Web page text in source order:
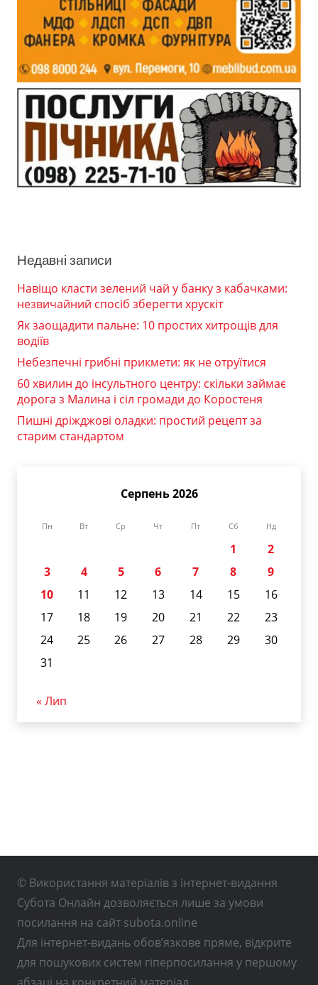
Недавні записи
Навіщо класти зелений чай у банку з кабачками:
незвичайний спосіб зберегти хрускіт
Як заощадити пальне: 10 простих хитрощів для
водіїв
Небезпечні грибні прикмети: як не отруїтися
60 хвилин до інсультного центру: скільки займає
дорога з Малина і сіл громади до Коростеня
Пишні дріжджові оладки: простий рецепт за
старим стандартом
Серпень 2026
Пн Вт Ср Чт Пт Сб Нд
1
2
3
4 5 6 7 8
9
10
11 12 13 14 15
16
17
18 19 20 21 22
23
24
25 26 27 28 29
30
31
« Лип
© Використання матеріалів з інтернет-видання
Субота Онлайн дозволяється лише за умови
посилання на сайт subota.online
Для інтернет-видань обов’язкове пряме, відкрите
для пошукових систем гіперпосилання у першому